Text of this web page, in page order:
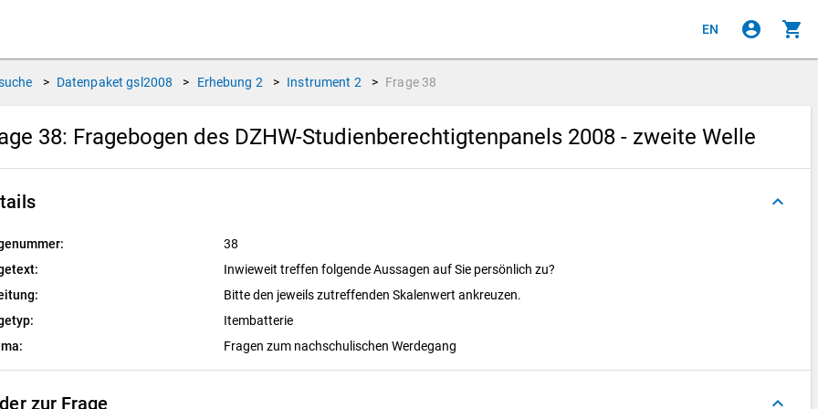
EN account_circle shopping_cart
> Datenpaket gsl2008 > Erhebung 2 > Instrument 2 > Frage 38
38: Fragebogen des DZHW-Studienberechtigtenpanels 2008 - zweite Welle
keyboard_arrow_up
38
Inwieweit treffen folgende Aussagen auf Sie persönlich zu?
Bitte den jeweils zutreffenden Skalenwert ankreuzen.
Itembatterie
Fragen zum nachschulischen Werdegang
zur Frage keyboard_arrow_up